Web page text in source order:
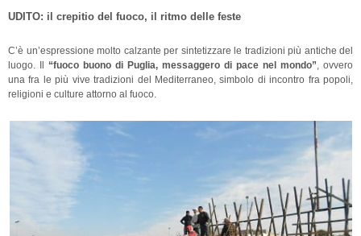
UDITO: il crepitio del fuoco, il ritmo delle feste
C’è un’espressione molto calzante per sintetizzare le tradizioni più antiche del
luogo. Il “fuoco buono di Puglia, messaggero di pace nel mondo”, ovvero
una fra le più vive tradizioni del Mediterraneo, simbolo di incontro fra popoli,
religioni e culture attorno al fuoco.